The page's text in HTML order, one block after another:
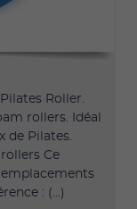
Roller.
rollers. Idéal
de Pilates.
Ce
: (...)